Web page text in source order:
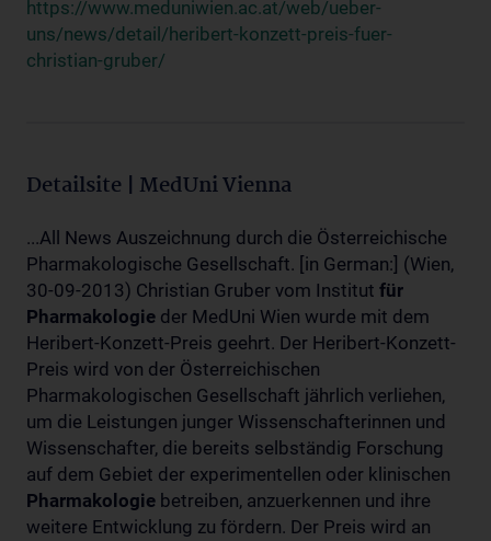
https://www.meduniwien.ac.at/web/ueber-
uns/news/detail/heribert-konzett-preis-fuer-
christian-gruber/
Detailsite | MedUni Vienna
...All News Auszeichnung durch die Österreichische
Pharmakologische Gesellschaft. [in German:] (Wien,
30-09-2013) Christian Gruber vom Institut für
Pharmakologie der MedUni Wien wurde mit dem
Heribert-Konzett-Preis geehrt. Der Heribert-Konzett-
Preis wird von der Österreichischen
Pharmakologischen Gesellschaft jährlich verliehen,
um die Leistungen junger Wissenschafterinnen und
Wissenschafter, die bereits selbständig Forschung
auf dem Gebiet der experimentellen oder klinischen
Pharmakologie betreiben, anzuerkennen und ihre
weitere Entwicklung zu fördern. Der Preis wird an